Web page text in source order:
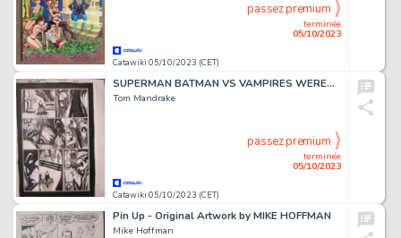
Catawiki 05/10/2023 (CET)
terminée
05/10/2023
passez premium
SUPERMAN BATMAN VS VAMPIRES WEREWOLF N° 2 page 9 - Original Artwork by TOM MANDRAKE
Tom Mandrake
Catawiki 05/10/2023 (CET)
terminée
05/10/2023
passez premium
Pin Up - Original Artwork by MIKE HOFFMAN
Mike Hoffman